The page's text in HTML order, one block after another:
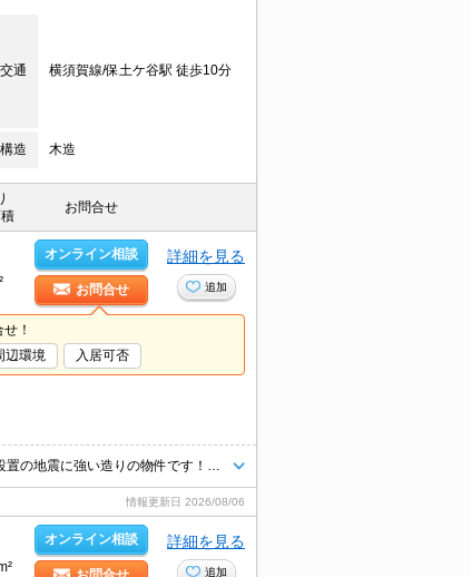
交通
横須賀線/保土ケ谷駅 徒歩10分
構造 木造
お問合せ
オンライン相談
お問合せ
詳細を見る
追加
！
辺環境 入居可否
情報更新日 2026/08/06
オンライン相談 詳細を見る
追加